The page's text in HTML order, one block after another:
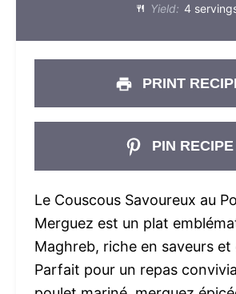
Yield: 4
PRINT
PIN RECIPE
Le Couscous Savoureux au
Merguez est un plat
Maghreb, riche en saveurs
Parfait pour un repas